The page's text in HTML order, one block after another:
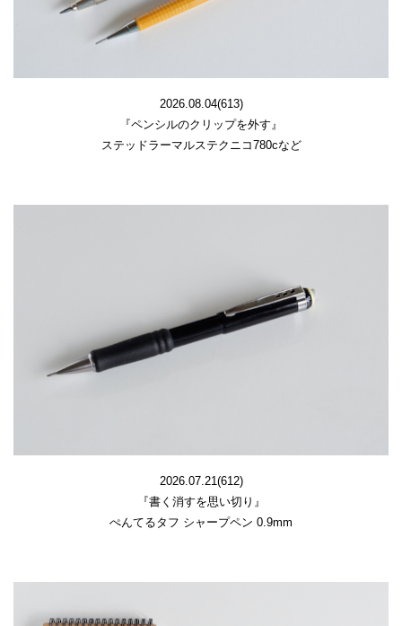
2026.08.04(613)
『ペンシルのクリップを外す』
ステッドラーマルステクニコ780cなど
2026.07.21(612)
『書く消すを思い切り』
ぺんてるタフ シャープペン 0.9mm